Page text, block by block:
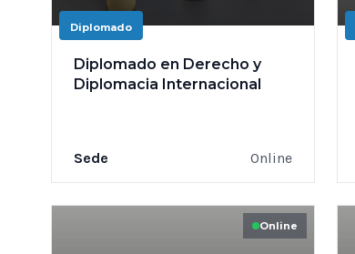
Diplomado
Diplomado en Derecho y
Diplomacia Internacional
Sede Online
Online